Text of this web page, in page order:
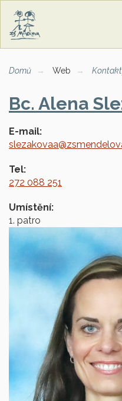
Domů Web
Bc. Alena
E-mail:
Tel:
272 088 251
Umístění:
1. patro